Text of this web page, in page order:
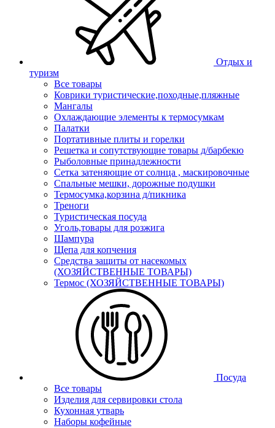
Отдых и
туризм
Все товары
Коврики туристические,походные,пляжные
Мангалы
Охлаждающие элементы к термосумкам
Палатки
Портативные плиты и горелки
Решетка и сопутствующие товары д/барбекю
Рыболовные принадлежности
Сетка затеняющие от солнца , маскировочные
Спальные мешки, дорожные подушки
Термосумка,корзина д/пикника
Треноги
Туристическая посуда
Уголь,товары для розжига
Шампура
Щепа для копчения
Средства защиты от насекомых
(ХОЗЯЙСТВЕННЫЕ ТОВАРЫ)
Термос (ХОЗЯЙСТВЕННЫЕ ТОВАРЫ)
Посуда
Все товары
Изделия для сервировки стола
Кухонная утварь
Наборы кофейные